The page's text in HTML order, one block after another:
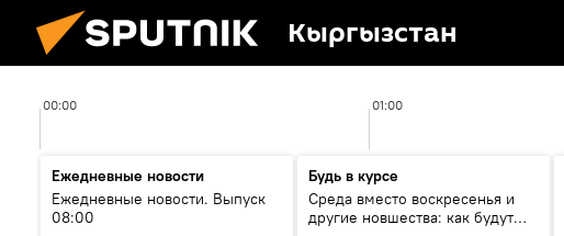
Кыргызстан
00:00 01:00
Ежедневные новости
Ежедневные новости. Выпуск
08:00
Будь в курсе
Среда вместо воскресенья и
другие новшества: как будут